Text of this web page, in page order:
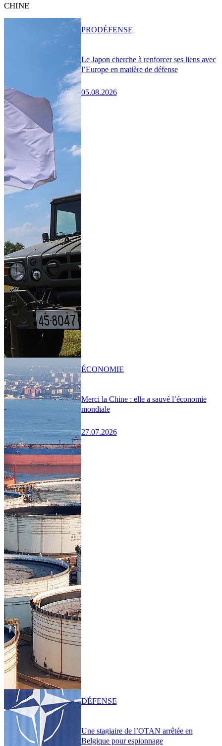
CHINE
Le Japon cherche à renforcer ses liens avec
l’Europe en matière de défense
05.08.2026
PRODÉFENSE
Merci la Chine : elle a sauvé l’économie
mondiale
27.07.2026
ÉCONOMIE
Une stagiaire de l’OTAN arrêtée en
Belgique pour espionnage
DÉFENSE